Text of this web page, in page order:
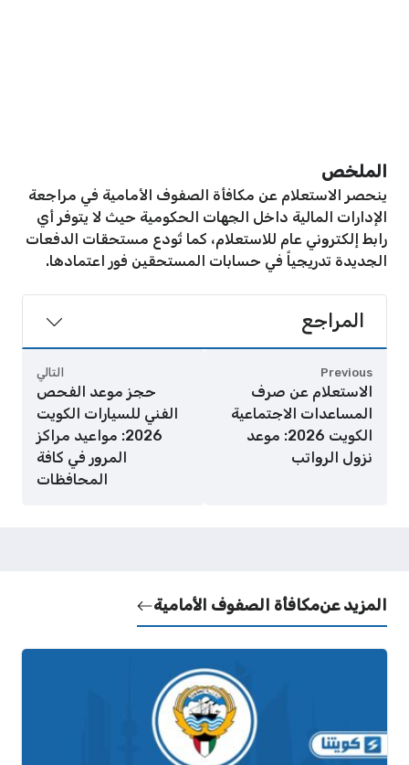
الملخص
ينحصر الاستعلام عن مكافأة الصفوف الأمامية في مراجعة
الإدارات المالية داخل الجهات الحكومية حيث لا يتوفر أي
رابط إلكتروني عام للاستعلام، كما تُودع مستحقات الدفعات
الجديدة تدريجياً في حسابات المستحقين فور اعتمادها.
المراجع
Previous
الاستعلام عن صرف
المساعدات الاجتماعية
الكويت 2026: موعد
نزول الرواتب
التالي
حجز موعد الفحص
الفني للسيارات الكويت
2026: مواعيد مراكز
المرور في كافة
المحافظات
المزيد عنمكافأة الصفوف الأمامية